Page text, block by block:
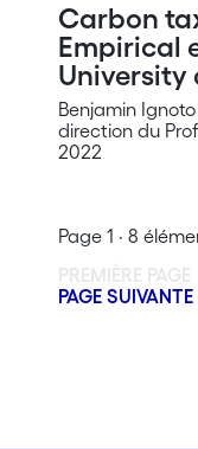
Carbon
Empirical
University
Benjamin Ignoto
direction du
2022
Page 1 · 8
PAGE SUIVANTE